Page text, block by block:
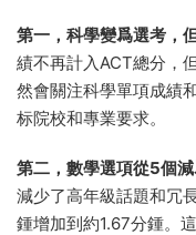
第一，科學變爲選考，
績不再計入ACT總分，
然會關注科學單項成績
标院校和專業要求。
第二，數學選項從5個減
減少了高年級話題和冗
鍾增加到約1.67分鍾。